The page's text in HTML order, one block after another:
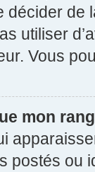
décider de
utiliser
Vous
mon
postés ou